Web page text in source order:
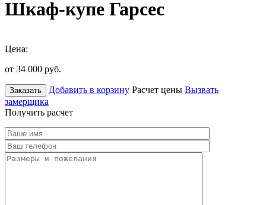
Шкаф-купе Гарсес
Цена:
от 34 000 руб.
Заказать Добавить в корзину Расчет цены Вызвать
замерщика
Получить расчет